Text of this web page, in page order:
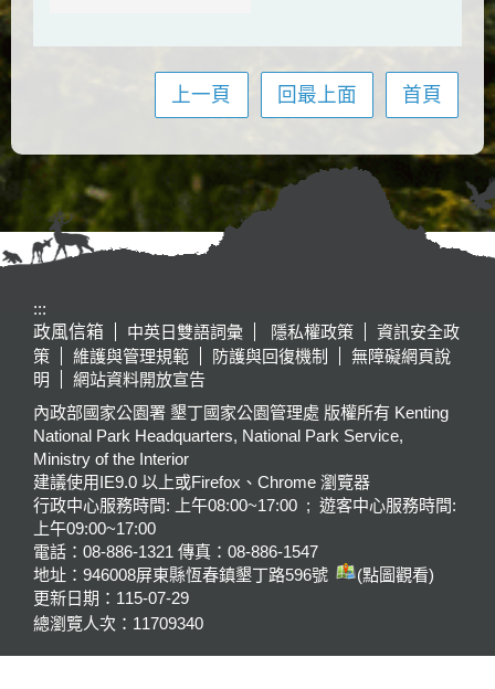
上一頁 回最上面 首頁
:::
政風信箱
中英日雙語詞彙 隱私權政策
資訊安全政
策
維護與管理規範 防護與回復機制
無障礙網頁說
明
網站資料開放宣告
內政部國家公園署 墾丁國家公園管理處 版權所有 Kenting
National Park Headquarters, National Park Service,
Ministry of the Interior
建議使用IE9.0 以上或Firefox、Chrome 瀏覽器
行政中心服務時間: 上午08:00~17:00 ; 遊客中心服務時間:
上午09:00~17:00
電話：08-886-1321 傳真：08-886-1547
地址：946008屏東縣恆春鎮墾丁路596號
(點圖觀看)
更新日期： 115-07-29
總瀏覽人次： 11709340